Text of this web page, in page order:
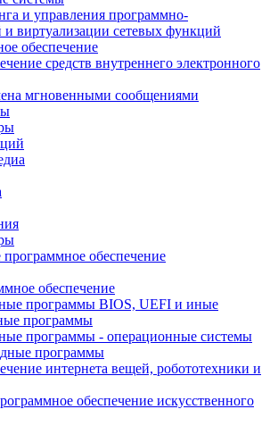
и управления программно-
и виртуализации сетевых функций
обеспечение
средств внутреннего электронного
мгновенными сообщениями
обеспечение
обеспечение
программы BIOS, UEFI и иные
программы
программы - операционные системы
программы
интернета вещей, робототехники и
обеспечение искусственного